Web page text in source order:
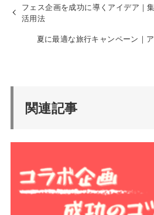
フェス企画を成功に導くアイデア｜
活用法
夏に最適な旅行キャンペーン｜
関連記事